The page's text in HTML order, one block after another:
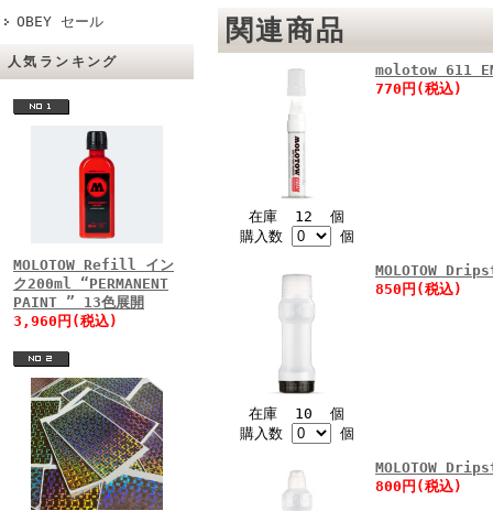
OBEY セール
人気ランキング
MOLOTOW Refill イン
ク200ml “PERMANENT
PAINT ” 13色展開
3,960円(税込)
関連商品
在庫 12 個
購入数
個
molotow 611
770円(税込)
在庫 10 個
購入数
個
MOLOTOW
850円(税込)
MOLOTOW
800円(税込)